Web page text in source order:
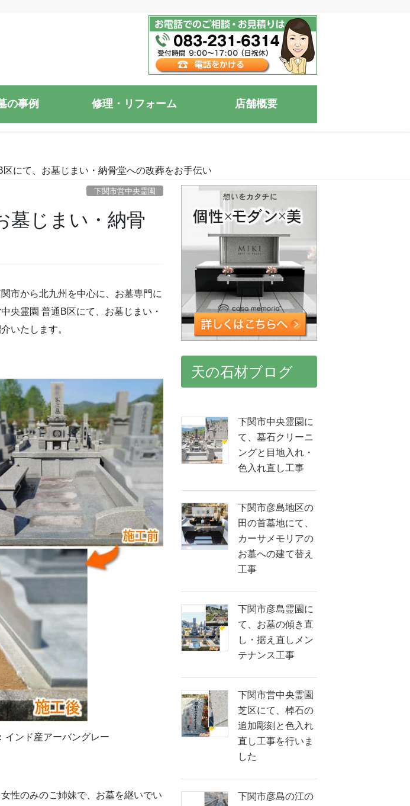
の事例 修理・リフォーム 店舗概要
にて、お墓じまい・納骨堂への改葬をお手伝い
下関市営中央霊園
墓じまい・納骨
市から北九州を中心に、お墓専門に
央霊園 普通B区にて、お墓じまい・
いたします。
ンド産アーバングレー
性のみのご姉妹で、お墓を継いでい
天の石材ブログ
下関市中央霊園に
て、墓石クリーニ
ングと目地入れ・
色入れ直し工事
下関市彦島地区の
田の首墓地にて、
カーサメモリアの
お墓への建て替え
工事
下関市彦島霊園に
て、お墓の傾き直
し・据え直しメン
テナンス工事
下関市営中央霊園
芝区にて、棹石の
追加彫刻と色入れ
直し工事を行いま
した
下関市彦島の江の